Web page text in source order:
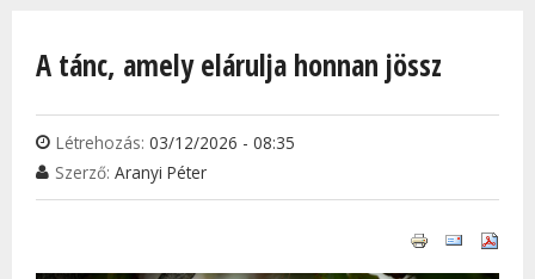
A tánc, amely elárulja honnan jössz
Létrehozás: 03/12/2026 - 08:35
Szerző: Aranyi Péter